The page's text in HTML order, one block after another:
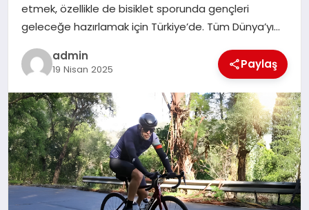
TEKNOLOJI
YAŞAM
etmek, özellikle de bisiklet sporunda gençleri
geleceğe hazırlamak için Türkiye’de. Tüm Dünya’yı…
admin
19 Nisan 2025 Paylaş